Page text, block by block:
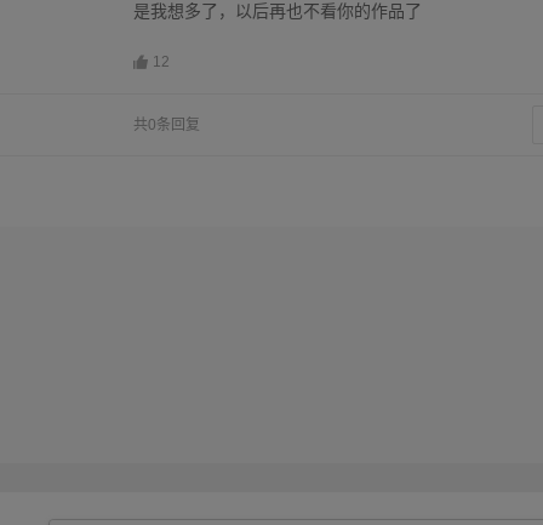
是我想多了，以后再也不看你的作品了
12
共0条回复